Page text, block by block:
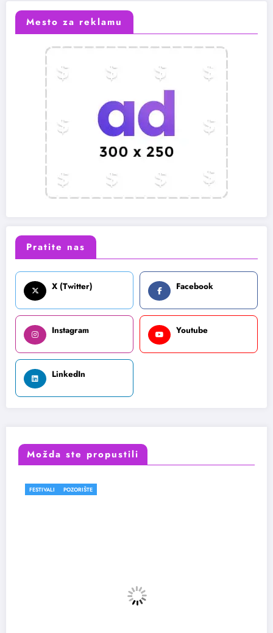
Mesto za reklamu
Pratite nas
X (Twitter) Facebook
Instagram Youtube
LinkedIn
Možda ste propustili
POZORIŠTE